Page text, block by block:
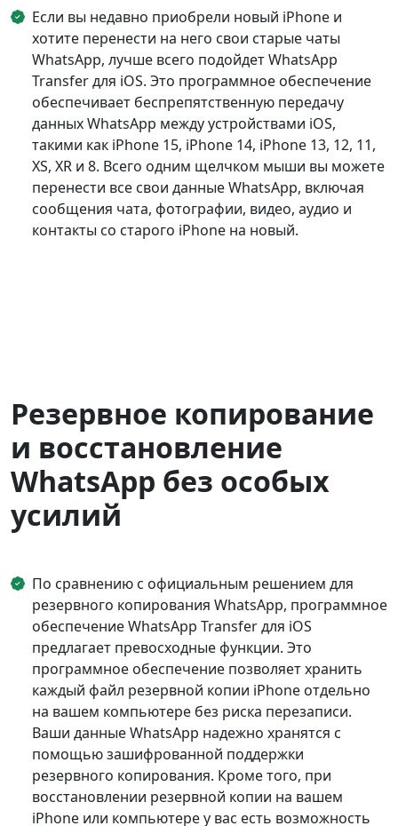
Если вы недавно приобрели новый iPhone и
хотите перенести на него свои старые чаты
WhatsApp, лучше всего подойдет WhatsApp
Transfer для iOS. Это программное обеспечение
обеспечивает беспрепятственную передачу
данных WhatsApp между устройствами iOS,
такими как iPhone 15, iPhone 14, iPhone 13, 12, 11,
XS, XR и 8. Всего одним щелчком мыши вы можете
перенести все свои данные WhatsApp, включая
сообщения чата, фотографии, видео, аудио и
контакты со старого iPhone на новый.
Резервное копирование
и восстановление
WhatsApp без особых
усилий
По сравнению с официальным решением для
резервного копирования WhatsApp, программное
обеспечение WhatsApp Transfer для iOS
предлагает превосходные функции. Это
программное обеспечение позволяет хранить
каждый файл резервной копии iPhone отдельно
на вашем компьютере без риска перезаписи.
Ваши данные WhatsApp надежно хранятся с
помощью зашифрованной поддержки
резервного копирования. Кроме того, при
восстановлении резервной копии на вашем
iPhone или компьютере у вас есть возможность